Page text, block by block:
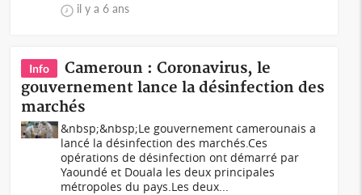
il y a 6 ans
Info
Cameroun : Coronavirus, le
gouvernement lance la désinfection des
marchés
&nbsp;&nbsp;Le gouvernement camerounais a
lancé la désinfection des marchés.Ces
opérations de désinfection ont démarré par
Yaoundé et Douala les deux principales
métropoles du pays.Les deux...